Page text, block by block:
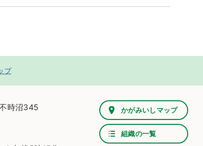
プ
時沼345
かがみいしマップ
組織の一覧